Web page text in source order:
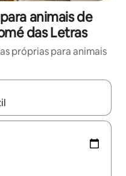
animais de
das Letras
próprias para animais
disponíveis, navegue com